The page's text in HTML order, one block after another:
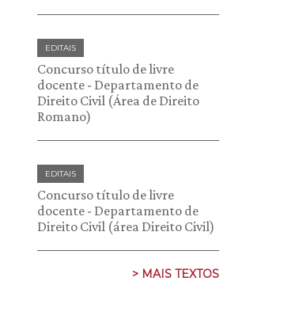
EDITAIS
Concurso título de livre
docente - Departamento de
Direito Civil (Área de Direito
Romano)
EDITAIS
Concurso título de livre
docente - Departamento de
Direito Civil (área Direito Civil)
> MAIS TEXTOS